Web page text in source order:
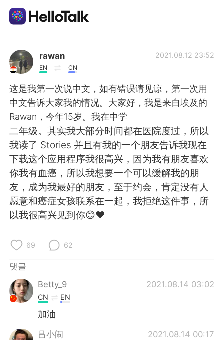
언어 교환 앱
AI Grammar Checker
한국어
English 简体中文
繁體中文 Español
العربية Français
Русский
Indonesia
Türkçe
Português
rawan
EN CN
2021.08.12 23:52
这是我第一次说中文，如有错误请见谅，第一次用
中文告诉大家我的情况。大家好，我是来自埃及的
Rawan，今年15岁。我在中学
二年级。其实我大部分时间都在医院度过，所以
我读了 Stories 并且有我的一个朋友告诉我现在
下载这个应用程序我很高兴，因为我有朋友喜欢
你我有血癌，所以我想要一个可以缓解我的朋
友，成为我最好的朋友，至于约会，肯定没有人
愿意和癌症女孩联系在一起，我拒绝这件事，所
以我很高兴见到你😊❤
69 62
댓글
Betty_9
2021.08.14 03:02
CN EN
加油
吕小闹 2021.08.14 00:17